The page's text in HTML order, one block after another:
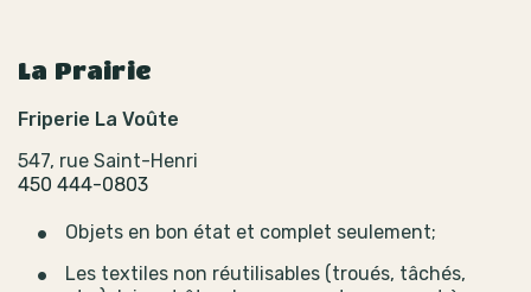
La Prairie
Friperie La Voûte
547, rue Saint-Henri
450 444-0803
Objets en bon état et complet seulement;
Les textiles non réutilisables (troués, tâchés,